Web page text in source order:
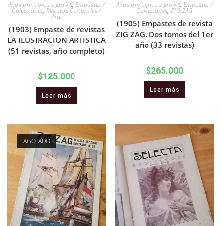
Años principios siglo XX, Empastes /
Colecciones,Revistas Culturales /
Arte
(1903) Empaste de revistas
LA ILUSTRACION ARTISTICA
(51 revistas, año completo)
$125.000
Leer más
Años principios siglo XX, Empastes /
Colecciones,ZIG ZAG
(1905) Empastes de revista
ZIG ZAG. Dos tomos del 1er
año (33 revistas)
$265.000
Leer más
AGOTADO